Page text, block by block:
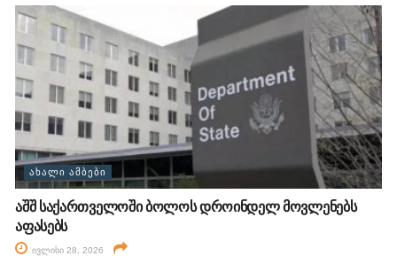
ᲐᲮᲐᲚᲘ ᲐᲛᲑᲔᲑᲘ
აშშ საქართველოში ბოლოს დროინდელ მოვლენებს
აფასებს
ივლისი 28, 2026